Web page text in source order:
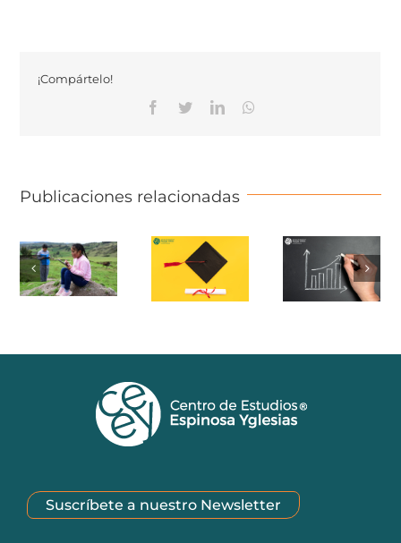
¡Compártelo!
Facebook
TwitterLinkedinWhatsapp
Publicaciones relacionadas
Suscríbete a nuestro Newsletter